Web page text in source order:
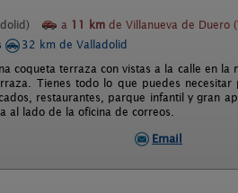
a 11 km de Villanueva de Duero
32 km de Valladolid
coqueta terraza con vistas a la calle en
Tienes todo lo que puedes
restaurantes, parque infantil y gran
al lado de la oficina de correos.
Email